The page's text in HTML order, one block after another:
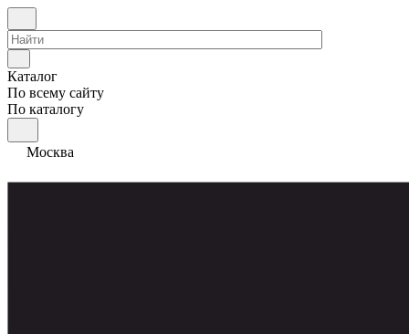
Каталог
По всему сайту
По каталогу
Москва